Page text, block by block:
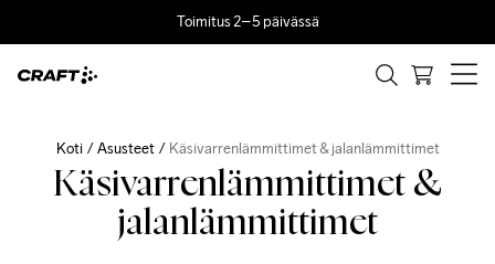
Toimitus 2–5 päivässä
Koti Asusteet Käsivarrenlämmittimet & jalanlämmittimet
Käsivarrenlämmittimet &
jalanlämmittimet